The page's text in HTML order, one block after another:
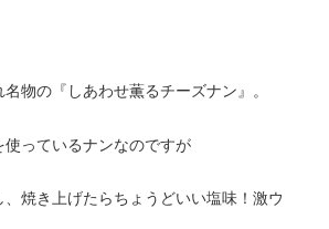
物の『しあわせ薫るチーズナン』。
っているナンなのですが
焼き上げたらちょうどいい塩味！激ウ